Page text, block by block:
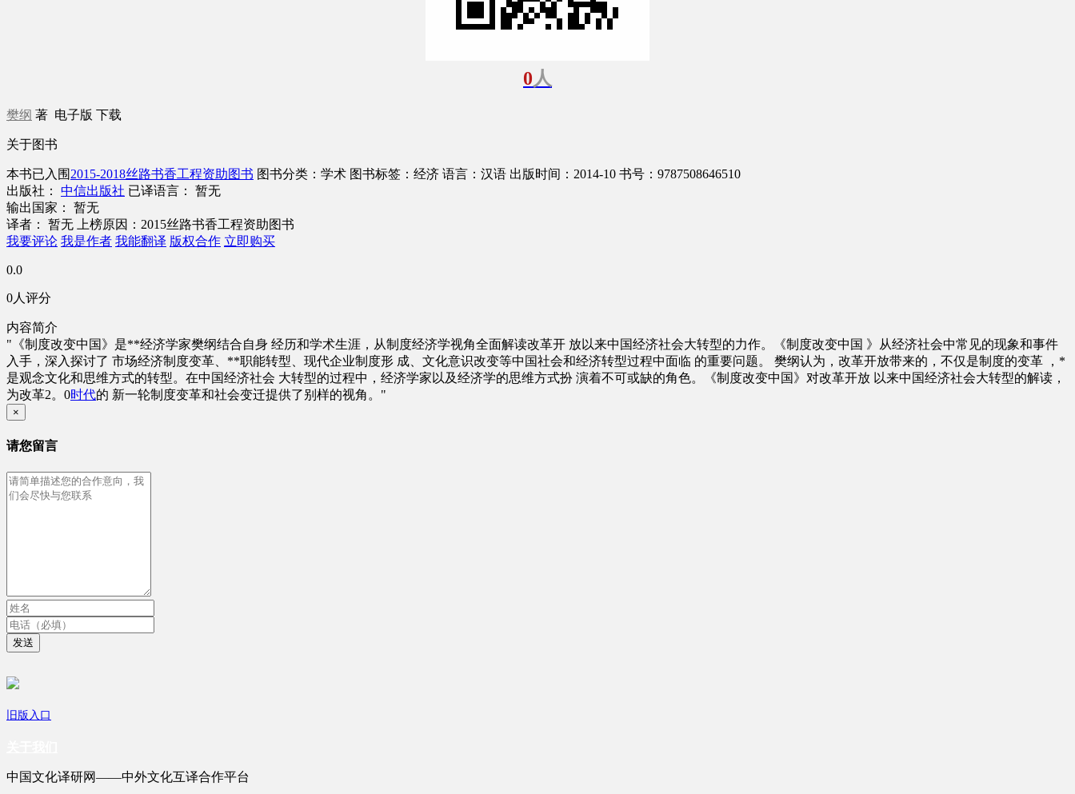
0人
樊纲 著 电子版 下载
关于图书
本书已入围 2015-2018丝路书香工程资助图书 图书分类：学术 图书标签：经济 语言：汉语 出版时间：2014-10 书号：9787508646510
出版社： 中信出版社 已译语言： 暂无
输出国家： 暂无
译者： 暂无
上榜原因：2015丝路书香工程资助图书
我要评论 我是作者 我能翻译 版权合作 立即购买
0.0
0人评分
内容简介
"《制度改变中国》是**经济学家樊纲结合自身 经历和学术生涯，从制度经济学视角全面解读改革开 放以来中国经济社会大转型的力作。《制度改变中国 》从经济社会中常见的现象和事件
入手，深入探讨了 市场经济制度变革、**职能转型、现代企业制度形 成、文化意识改变等中国社会和经济转型过程中面临 的重要问题。 樊纲认为，改革开放带来的，不仅是制度的变革 ，*
是观念文化和思维方式的转型。在中国经济社会 大转型的过程中，经济学家以及经济学的思维方式扮 演着不可或缺的角色。《制度改变中国》对改革开放 以来中国经济社会大转型的解读，
为改革2。0时代的 新一轮制度变革和社会变迁提供了别样的视角。"
×
请您留言
发送
旧版入口
中国文化译研网——中外文化互译合作平台